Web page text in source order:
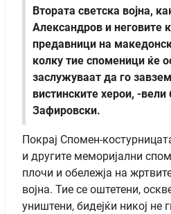
Втората светска војна,
Александров и неговите
предавници на
колку тие споменици ќе
заслужуваат да го
вистинските херои, -
Зафировски.
Покрај Спомен-
и другите меморијални
плочи и обележја на
војна. Тие се оштетени,
уништени, бидејќи никој не